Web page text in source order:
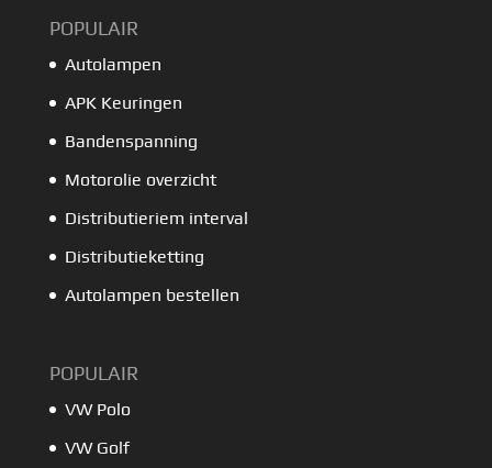
POPULAIR
Autolampen
APK Keuringen
Bandenspanning
Motorolie overzicht
Distributieriem interval
Distributieketting
Autolampen bestellen
POPULAIR
VW Polo
VW Golf